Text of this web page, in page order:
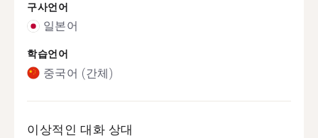
구사언어
일본어
학습언어
중국어 (간체)
이상적인 대화 상대